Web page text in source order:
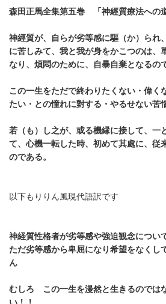
森田正馬全集第五巻 「神經質療法への
神經質が、自らが劣等感に驅（か）られ
に苦しみて、我と我が身をかこつのは、
なり、煩悶のために、自暴自棄となるの
この一生をただで終わりたくない・偉く
たい・との憧れに對する・やるせない苦
若（も）し之が、或る機縁に接して、一
て、心機一転した時、初めて其處に、従
のである。
以下もりりん風現代語訳です
神経質性格者が劣等感や強迫観念につい
ただ劣等感から卑屈になり希望をなくし
ん
むしろ この一生を漫然と生きるのでは
い！！